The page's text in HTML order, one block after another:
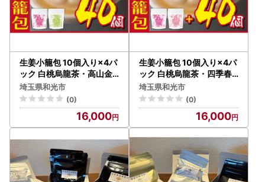
生姜小籠包 10個入り×4パ
ック 白桃烏龍茶・高山金
萱茶セット
埼玉県和光市
(0)
16,000
生姜小籠包 10個入り×4パ
ック 白桃烏龍茶・四季春
茶セット
埼玉県和光市
(0)
16,000